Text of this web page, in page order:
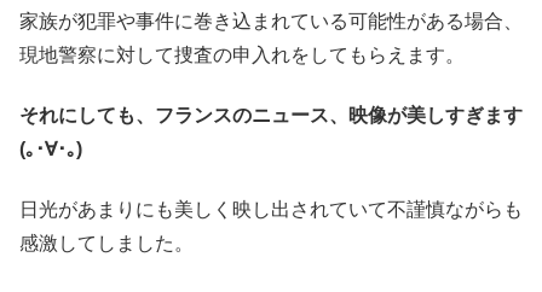
家族が犯罪や事件に巻き込まれている可能性がある場合、
現地警察に対して捜査の申入れをしてもらえます。
それにしても、フランスのニュース、映像が美しすぎます
(｡･∀･｡)
日光があまりにも美しく映し出されていて不謹慎ながらも
感激してしました。